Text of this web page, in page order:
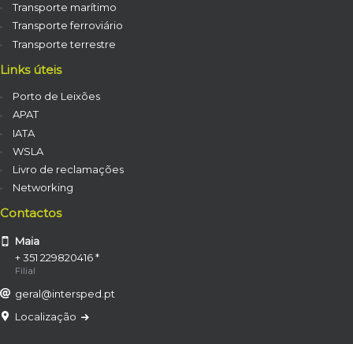
Transporte marítimo
Transporte ferroviário
Transporte terrestre
Links úteis
Porto de Leixões
APAT
IATA
WSLA
Livro de reclamações
Networking
Contactos
Maia
+ 351 229820416 *
Filial
geral@intersped.pt
Localização